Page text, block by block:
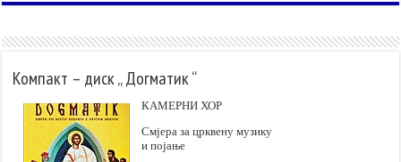
Компакт – диск „ Догматик “
КАМЕРНИ ХОР
Смјера за црквену музику
и појање